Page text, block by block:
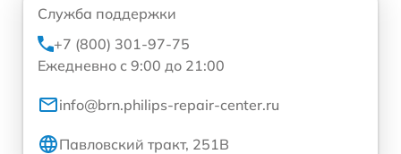
Служба поддержки
+7 (800) 301-97-75
Ежедневно с 9:00 до 21:00
info@brn.philips-repair-center.ru
Павловский тракт, 251В